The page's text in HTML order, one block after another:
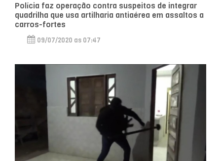
Polícia faz operação contra suspeitos de integrar
quadrilha que usa artilharia antiaérea em assaltos a
carros-fortes
09/07/2020 as 07:47